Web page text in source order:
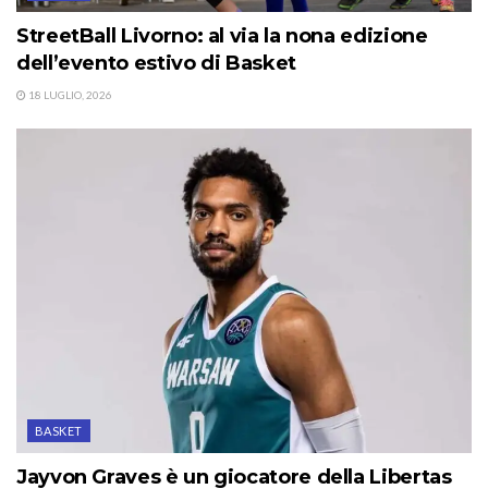
StreetBall Livorno: al via la nona edizione
dell’evento estivo di Basket
18 LUGLIO, 2026
BASKET
Jayvon Graves è un giocatore della Libertas